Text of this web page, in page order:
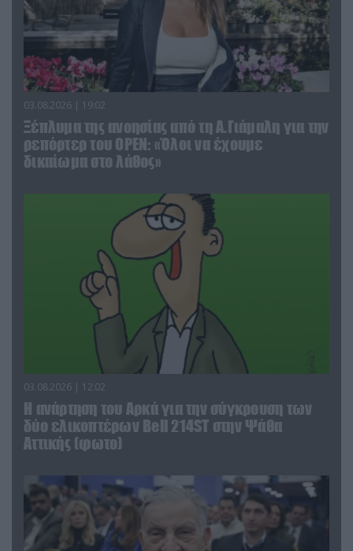
03.08.2026 | 19:02
Ξέπλυμα της ανοησίας από τη Α.Γιάμαλη για την
ρεπόρτερ του ΟΡΕΝ: «Όλοι να έχουμε
δικαίωμα στο λάθος»
03.08.2026 | 12:02
Η ανάρτηση του Αρκά για την σύγκρουση των
δύο ελικοπτέρων Bell 214ST στην Ψάθα
Αττικής (φωτο)